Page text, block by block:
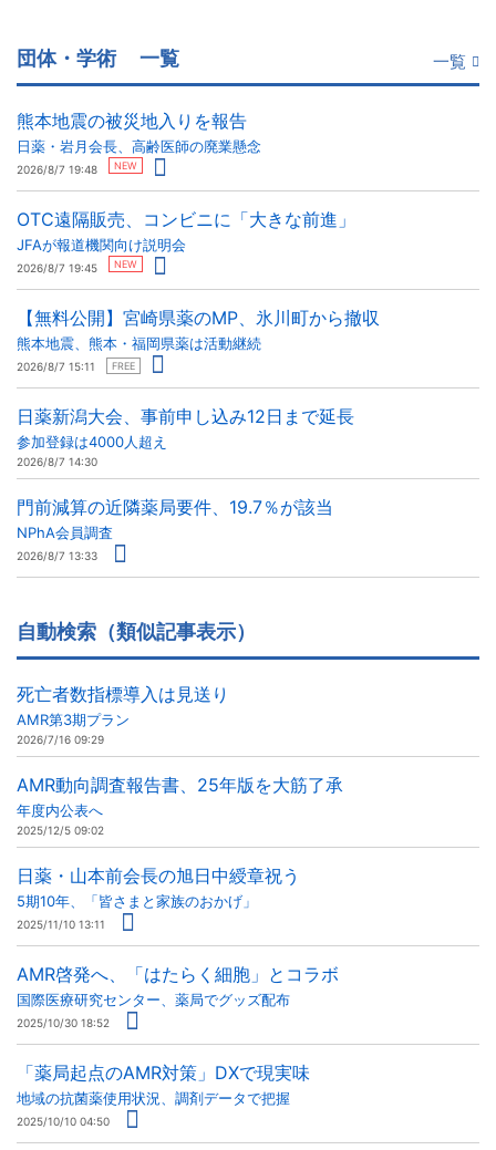
団体・学術 一覧 一覧
熊本地震の被災地入りを報告
日薬・岩月会長、高齢医師の廃業懸念
2026/8/7 19:48 NEW
OTC遠隔販売、コンビニに「大きな前進」
JFAが報道機関向け説明会
2026/8/7 19:45 NEW
【無料公開】宮崎県薬のMP、氷川町から撤収
熊本地震、熊本・福岡県薬は活動継続
2026/8/7 15:11 FREE
日薬新潟大会、事前申し込み12日まで延長
参加登録は4000人超え
2026/8/7 14:30
門前減算の近隣薬局要件、19.7％が該当
NPhA会員調査
2026/8/7 13:33
自動検索（類似記事表示）
死亡者数指標導入は見送り
AMR第3期プラン
2026/7/16 09:29
AMR動向調査報告書、25年版を大筋了承
年度内公表へ
2025/12/5 09:02
日薬・山本前会長の旭日中綬章祝う
5期10年、「皆さまと家族のおかげ」
2025/11/10 13:11
AMR啓発へ、「はたらく細胞」とコラボ
国際医療研究センター、薬局でグッズ配布
2025/10/30 18:52
「薬局起点のAMR対策」DXで現実味
地域の抗菌薬使用状況、調剤データで把握
2025/10/10 04:50